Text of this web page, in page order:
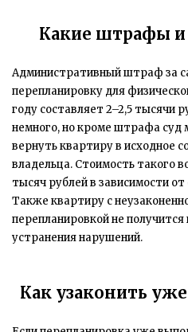
Какие штрафы и
Административный штраф за
перепланировку для
году составляет 2–2,5 тысячи
немного, но кроме штрафа суд
вернуть квартиру в исходное
владельца. Стоимость такого
тысяч рублей в зависимости
Также квартиру с
перепланировкой не получится
устранения нарушений.
Как узаконить